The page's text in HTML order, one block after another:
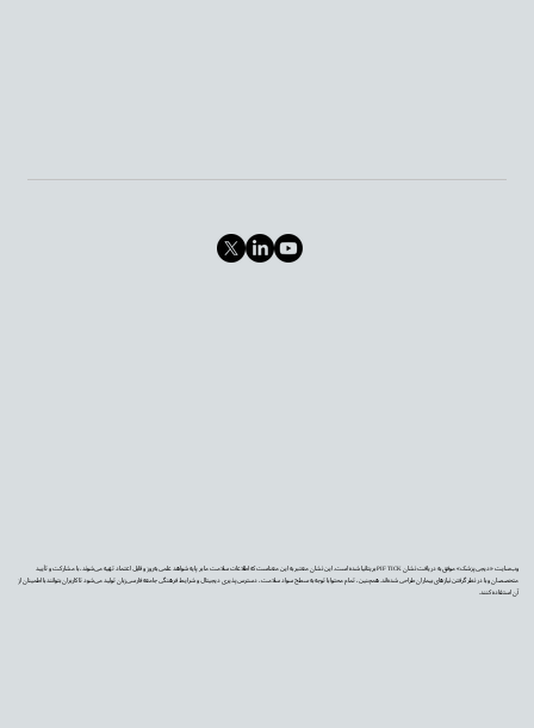
وب‌سایت «دیجی‌پزشک» موفق به دریافت نشان PIF TICK بریتانیا شده است. این نشان معتبر به این معناست که اطلاعات سلامت ما بر پایه شواهد علمی به‌روز و قابل اعتماد تهیه می‌شوند، با مشارکت و تأیید
متخصصان و با در نظر گرفتن نیازهای بیماران طراحی شده‌اند. همچنین، تمام محتوا با توجه به سطح سواد سلامت، دسترس‌پذیری دیجیتال و شرایط فرهنگی جامعه فارسی‌زبان تولید می‌شود تا کاربران بتوانند با اطمینان از
آن استفاده کنند.